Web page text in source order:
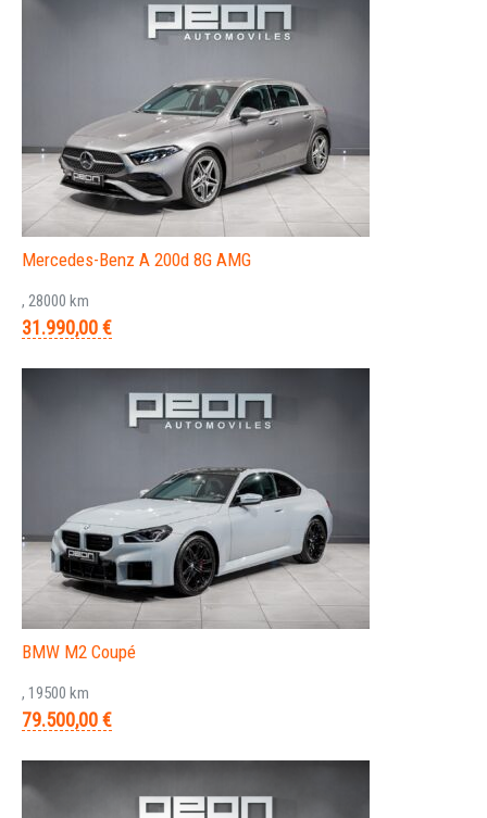
Mercedes-Benz A 200d 8G AMG
, 28000 km
31.990,00 €
BMW M2 Coupé
, 19500 km
79.500,00 €